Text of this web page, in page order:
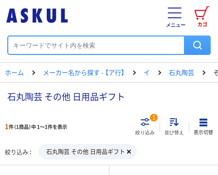
カゴ
メニュー
ホーム メーカー名から探す - 【ア行】 イ 石丸陶芸
石丸陶芸 その他 日用品ギフト
1件（1商品）中 1～1件を表示
絞り込み
1
並び替え 表示切替
絞り込み 石丸陶芸 その他 日用品ギフト